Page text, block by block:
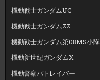
機動戦士ガンダムUC
機動戦士ガンダムZZ
機動戦士ガンダム第08MS小隊
機動新世紀ガンダムX
機動警察パトレイバー